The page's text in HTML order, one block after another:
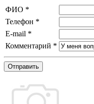
ФИО *
Телефон *
E-mail *
Комментарий *
Отправить